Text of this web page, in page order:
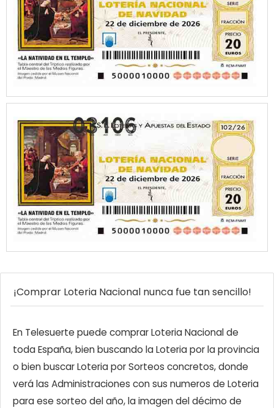
¡Comprar Loteria Nacional nunca fue tan sencillo!
En Telesuerte puede comprar Loteria Nacional de
toda España, bien buscando la Loteria por la provincia
o bien buscar Loteria por Sorteos concretos, donde
verá las Administraciones con sus numeros de Loteria
para ese sorteo del año, la imagen del décimo de